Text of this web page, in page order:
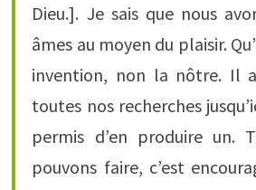
Dieu.]. Je sais que nous
âmes au moyen du plaisir.
invention, non la nôtre. Il
toutes nos recherches
permis d’en produire un.
pouvons faire, c’est